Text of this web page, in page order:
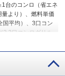
台のコンロ（省エネ
より）、燃料単価
国平均）、3口コン
3口コンログリル